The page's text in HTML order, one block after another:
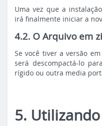
Uma vez que a
irá finalmente iniciar a
4.2. O Arquivo em
Se você tiver a versão
será descompactá-lo
rígido ou outra media
5.